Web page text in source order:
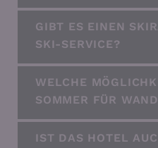
GIBT ES EINEN
SKI-SERVICE?
WELCHE
SOMMER FÜR
IST DAS HOTEL